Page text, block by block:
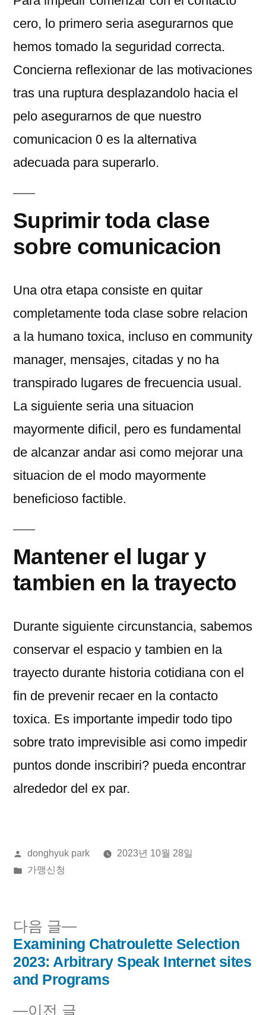
cero, lo primero seri­a asegurarnos que
hemos tomado la seguridad correcta.
Concierna reflexionar de las motivaciones
tras una ruptura desplazandolo hacia el
pelo asegurarnos de que nuestro
comunicacion 0 es la alternativa
adecuada para superarlo.
Suprimir toda clase
sobre comunicacion
Una otra etapa consiste en quitar
completamente toda clase sobre relacion
a la humano toxica, incluso en community
manager, mensajes, citadas y no ha
transpirado lugares de frecuencia usual.
La siguiente seria una situacion
mayormente dificil, pero es fundamental
de alcanzar andar asi­ como mejorar una
situacion de el modo mayormente
beneficioso factible.
Mantener el lugar y
tambien en la trayecto
Durante siguiente circunstancia, sabemos
conservar el espacio y tambien en la
trayecto durante historia cotidiana con el
fin de prevenir recaer en la contacto
toxica. Es importante impedir todo tipo
sobre trato imprevisible asi­ como impedir
puntos donde inscribiri? pueda encontrar
alrededor del ex par.
올
린
donghyuk park
2023년 10월 28일
게
가맹신청
글
내
비 이전 글
다음 글
다
음
글:
Examining Chatroulette Selection
2023: Arbitrary Speak Internet sites
and Programs